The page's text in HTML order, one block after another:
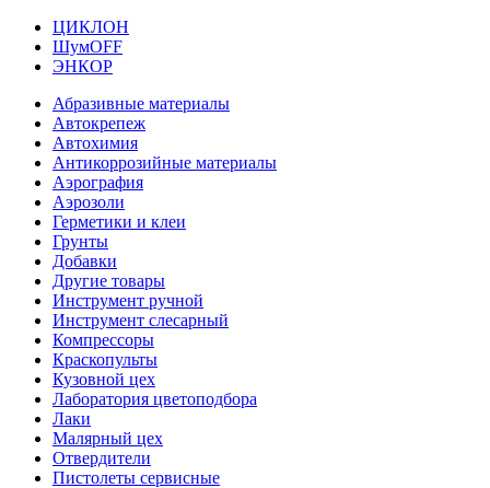
ЦИКЛОН
ШумOFF
ЭНКОР
Абразивные материалы
Автокрепеж
Автохимия
Антикоррозийные материалы
Аэрография
Аэрозоли
Герметики и клеи
Грунты
Добавки
Другие товары
Инструмент ручной
Инструмент слесарный
Компрессоры
Краскопульты
Кузовной цех
Лаборатория цветоподбора
Лаки
Малярный цех
Отвердители
Пистолеты сервисные